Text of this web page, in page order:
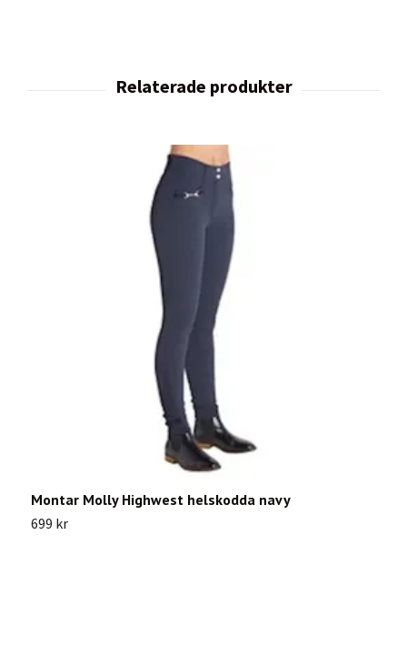
Montar Molly Highwest helskodda navy
699 kr